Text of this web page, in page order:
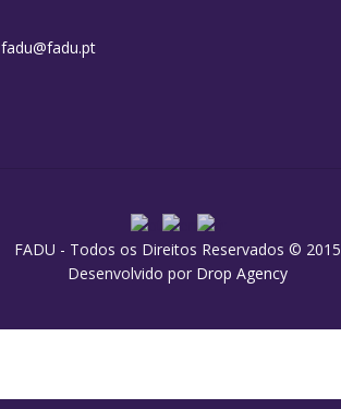
fadu@fadu.pt
FADU - Todos os Direitos Reservados © 2015
Desenvolvido por Drop Agency